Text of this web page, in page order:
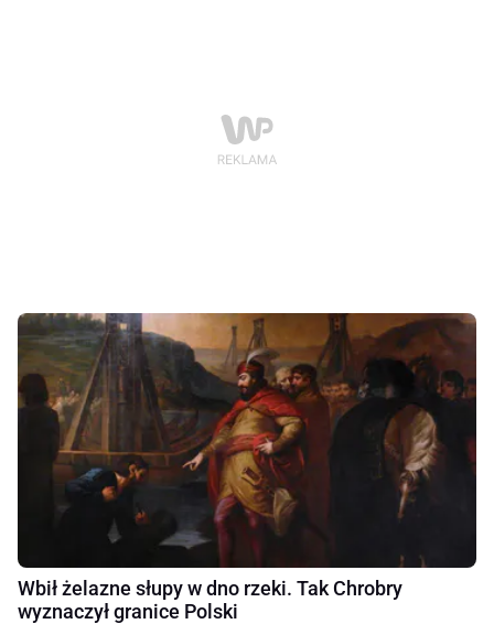
Wbił żelazne słupy w dno rzeki. Tak Chrobry
wyznaczył granice Polski